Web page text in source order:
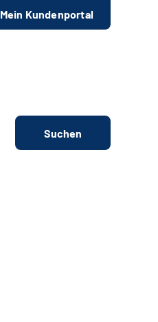
Mein Kundenportal
Suchen